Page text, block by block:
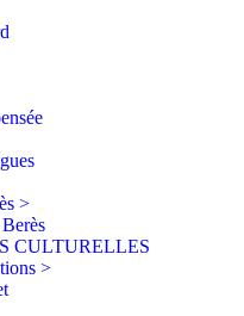
>
CULTURELLES
>